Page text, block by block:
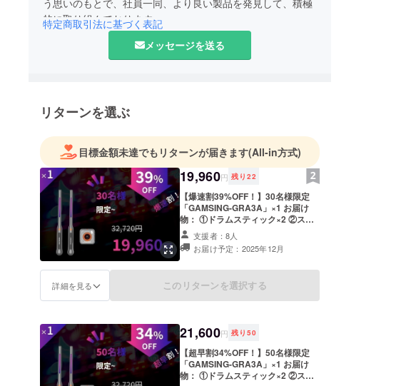
的に取り組んでおります。
何卒応援の程よろしくお願い申し上げます！
特定商取引法に基づく表記
メッセージを送る
リターンを選ぶ
目標金額未達でもリターンが届きます(All-in方式)
19,960円 残り 22
【爆速割39%OFF！】30名様限定
「GAMSING-GRA3A」×1 お届け
物： ①ドラムスティック×2 ②ス
ピーカー×1 ③ストラップ×1
④3.5mmオーディオケーブル×1 ⑤
充電ケーブル×1 ⑥収納袋×1 ⑦取扱
限定）
支援者：8人
お届け予定：2025年12月
詳細を見る このリターンを選択する
21,600円 残り 50
【超早割34%OFF！】50名様限定
「GAMSING-GRA3A」×1 お届け
物： ①ドラムスティック×2 ②ス